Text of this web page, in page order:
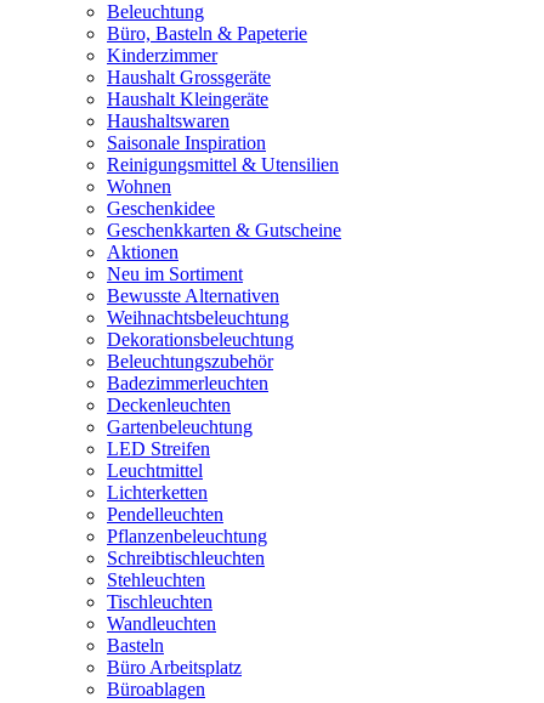
Beleuchtung
Büro, Basteln & Papeterie
Kinderzimmer
Haushalt Grossgeräte
Haushalt Kleingeräte
Haushaltswaren
Saisonale Inspiration
Reinigungsmittel & Utensilien
Wohnen
Geschenkidee
Geschenkkarten & Gutscheine
Aktionen
Neu im Sortiment
Bewusste Alternativen
Weihnachtsbeleuchtung
Dekorationsbeleuchtung
Beleuchtungszubehör
Badezimmerleuchten
Deckenleuchten
Gartenbeleuchtung
LED Streifen
Leuchtmittel
Lichterketten
Pendelleuchten
Pflanzenbeleuchtung
Schreibtischleuchten
Stehleuchten
Tischleuchten
Wandleuchten
Basteln
Büro Arbeitsplatz
Büroablagen